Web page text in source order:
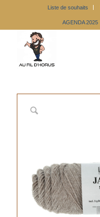
Liste de souhaits
AGENDA 2025